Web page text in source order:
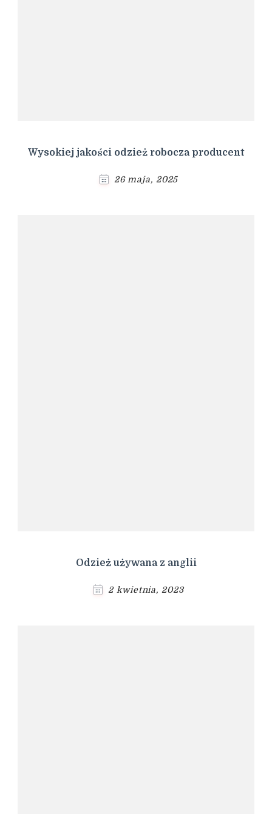
Wysokiej jakości odzież robocza producent
26 maja, 2025
Odzież używana z anglii
2 kwietnia, 2023